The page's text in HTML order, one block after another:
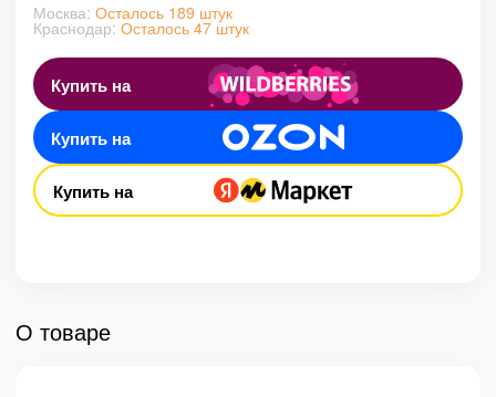
Москва: Осталось 189 штук
Краснодар: Осталось 47 штук
Купить на
Купить на
Купить на
О товаре